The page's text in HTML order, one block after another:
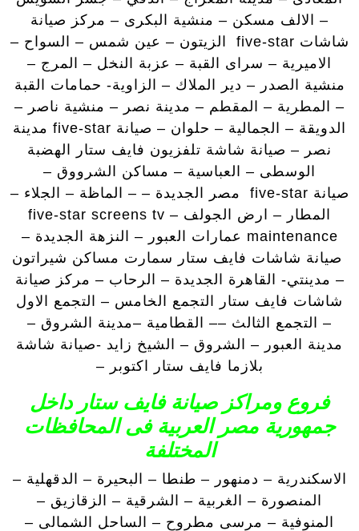
– الالف مسكن – منشية البكرى – مركز صيانة
شاشات five-star الزيتون – عين شمس – السواح –
الاميرية – سراى القبة – عزبة النخل – المرج –
منشية الصدر – دير الملاك – الزاوية- حمامات القبة
– المطرية – المقطم – مدينة نصر – منشية ناصر –
الدويقة – الجمالية – حلوان – صيانة five-star مدينة
نصر – صيانة شاشة تلفزيون فايف ستار الهضبة
الوسطى – العباسية – مساكن الشرووق –
صيانة five-star مصر الجديدة – – الماظة – الجلاء –
المطار – ارض الجولف – five-star screens tv
maintenance عمارات العبور – النزهة الجديدة –
صيانة شاشات فايف ستار سمارت مساكن شيراتون
– مدينتي- القاهرة الجديدة – الرحاب – مركز صيانة
شاشات فايف ستار التجمع الخامس – التجمع الاول
– التجمع الثالث –– القطامية –مدينة الشروق –
مدينة العبور – الشروق – الشيخ زايد -صيانة شاشة
بلازما فايف ستار اكتوبر –
فروع ومراكز صيانة فايف ستار داخل
جمهورية مصر العربية فى المحافظات
المختلفة
الاسكندرية – دمنهور – طنطا – البحيرة – الدقهلية –
المنصورة – الغربية – الشرقية – الزقازيق –
المنوفية – مرسى مطروح – الساحل الشمالى –